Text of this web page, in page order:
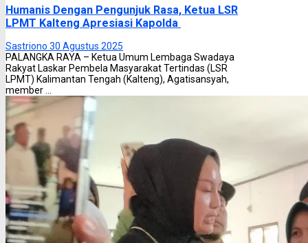
Humanis Dengan Pengunjuk Rasa, Ketua LSR
LPMT Kalteng Apresiasi Kapolda
Sastriono 30 Agustus 2025
PALANGKA RAYA – Ketua Umum Lembaga Swadaya
Rakyat Laskar Pembela Masyarakat Tertindas (LSR
LPMT) Kalimantan Tengah (Kalteng), Agatisansyah,
member ...